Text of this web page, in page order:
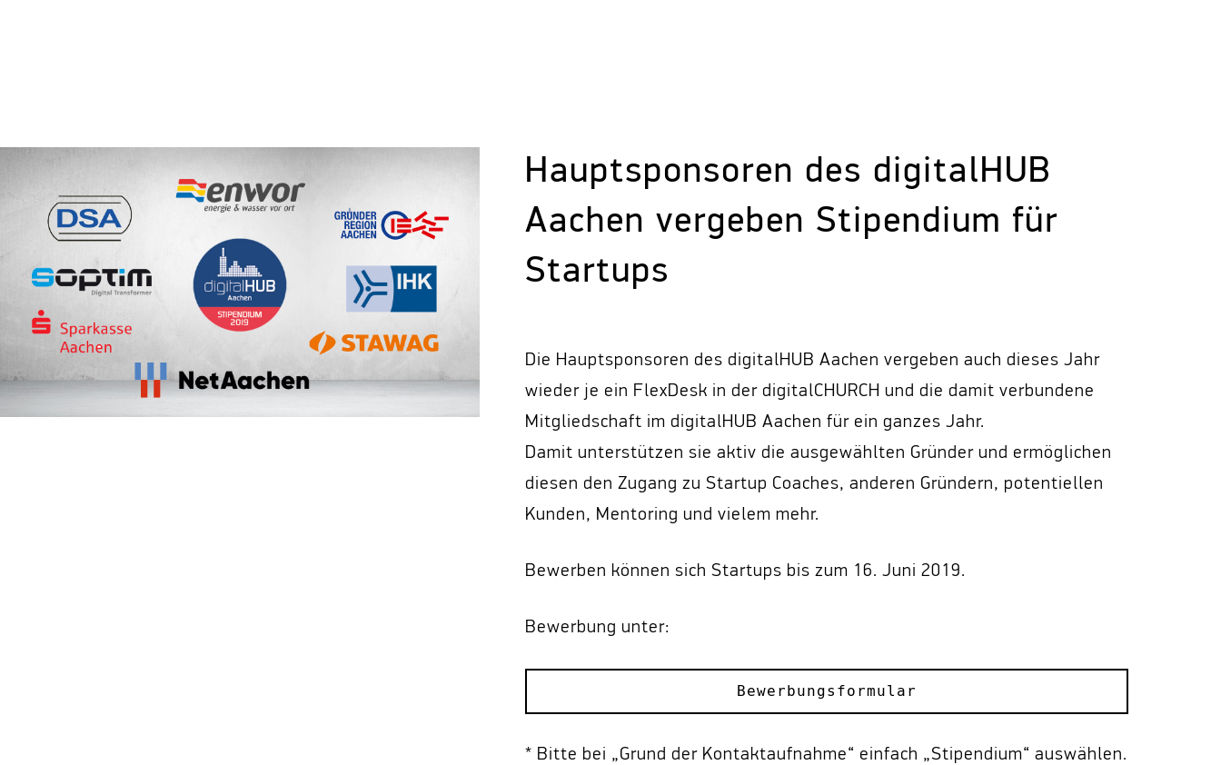
Hauptsponsoren des digitalHUB
Aachen vergeben Stipendium für
Startups
Die Hauptsponsoren des digitalHUB Aachen vergeben auch dieses Jahr
wieder je ein FlexDesk in der digitalCHURCH und die damit verbundene
Mitgliedschaft im digitalHUB Aachen für ein ganzes Jahr.
Damit unterstützen sie aktiv die ausgewählten Gründer und ermöglichen
diesen den Zugang zu Startup Coaches, anderen Gründern, potentiellen
Kunden, Mentoring und vielem mehr.
Bewerben können sich Startups bis zum 16. Juni 2019.
Bewerbung unter:
Bewerbungsformular
* Bitte bei „Grund der Kontaktaufnahme“ einfach „Stipendium“ auswählen.